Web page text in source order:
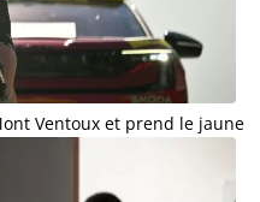
Ventoux et prend le jaune